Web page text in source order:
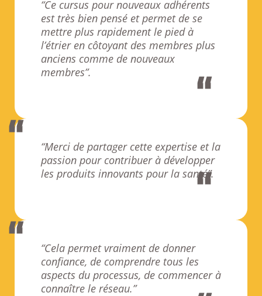
“Ce cursus pour nouveaux adhérents
est très bien pensé et permet de se
mettre plus rapidement le pied à
l’étrier en côtoyant des membres plus
anciens comme de nouveaux
membres”.
“Merci de partager cette expertise et la
passion pour contribuer à développer
les produits innovants pour la santé”.
“Cela permet vraiment de donner
confiance, de comprendre tous les
aspects du processus, de commencer à
connaître le réseau.”